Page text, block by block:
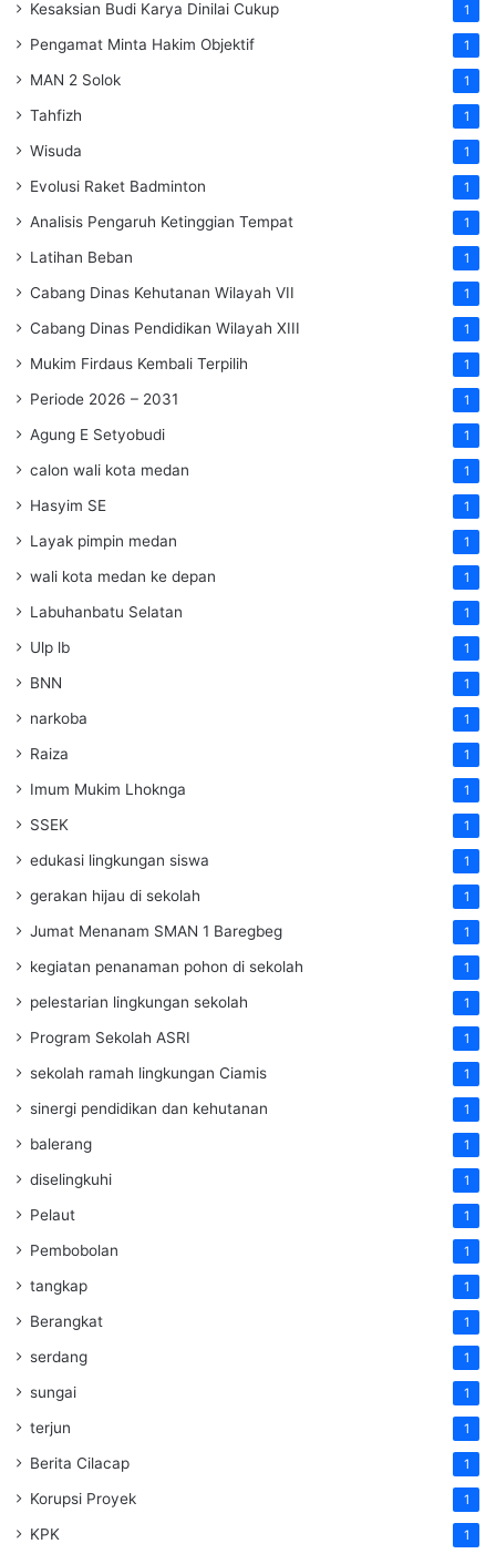
Kesaksian Budi Karya Dinilai Cukup 1
Pengamat Minta Hakim Objektif 1
MAN 2 Solok 1
Tahfizh 1
Wisuda 1
Evolusi Raket Badminton 1
Analisis Pengaruh Ketinggian Tempat 1
Latihan Beban 1
Cabang Dinas Kehutanan Wilayah VII 1
Cabang Dinas Pendidikan Wilayah XIII 1
Mukim Firdaus Kembali Terpilih 1
Periode 2026 – 2031 1
Agung E Setyobudi 1
calon wali kota medan 1
Hasyim SE 1
Layak pimpin medan 1
wali kota medan ke depan 1
Labuhanbatu Selatan 1
Ulp lb 1
BNN 1
narkoba 1
Raiza 1
Imum Mukim Lhoknga 1
SSEK 1
edukasi lingkungan siswa 1
gerakan hijau di sekolah 1
Jumat Menanam SMAN 1 Baregbeg 1
kegiatan penanaman pohon di sekolah 1
pelestarian lingkungan sekolah 1
Program Sekolah ASRI 1
sekolah ramah lingkungan Ciamis 1
sinergi pendidikan dan kehutanan 1
balerang 1
diselingkuhi 1
Pelaut 1
Pembobolan 1
tangkap 1
Berangkat 1
serdang 1
sungai 1
terjun 1
Berita Cilacap 1
Korupsi Proyek 1
KPK 1